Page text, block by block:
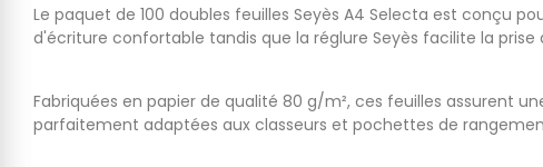
Le paquet de 100 doubles feuilles Seyès A4 Selecta est conçu
d'écriture confortable tandis que la réglure Seyès facilite la
Fabriquées en papier de qualité 80 g/m², ces feuilles assurent
parfaitement adaptées aux classeurs et pochettes de